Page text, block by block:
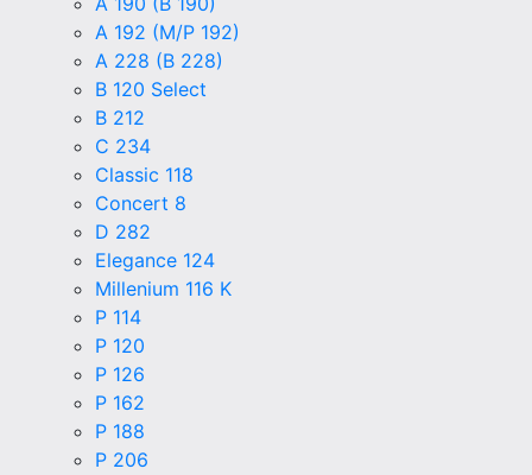
A 192 (M/P 192)
A 228 (B 228)
B 120 Select
B 212
C 234
Classic 118
Concert 8
D 282
Elegance 124
Millenium 116 K
P 114
P 120
P 126
P 162
P 188
P 206